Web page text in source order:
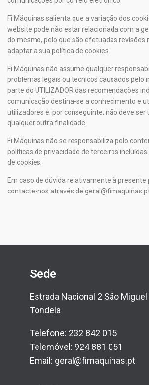
Fi Máquinas salienta que a variação dos
website pode não estar relacionada com a
do mesmo, pelo que são efetuadas revisões
adaptar a sua política de cookies.
Fi Máquinas não assume qualquer
problemas legais ou técnicos causados pelo
parte do UTILIZADOR das recomendações
comunicação destina-se a conhecimento e
utilizadores e, por conseguinte, não deve ser
qualquer outra finalidade.
Fi Máquinas não se responsabiliza pelo
políticas de privacidade de terceiros
de cookies.
Em caso de dúvida relativamente à presente
contacte-nos através de
Sede
Estrada Nacional 2 São
Tondela
Telefone: 232 842 015
Telemóvel: 924 881 051
Email: geral@fimaquinas.pt